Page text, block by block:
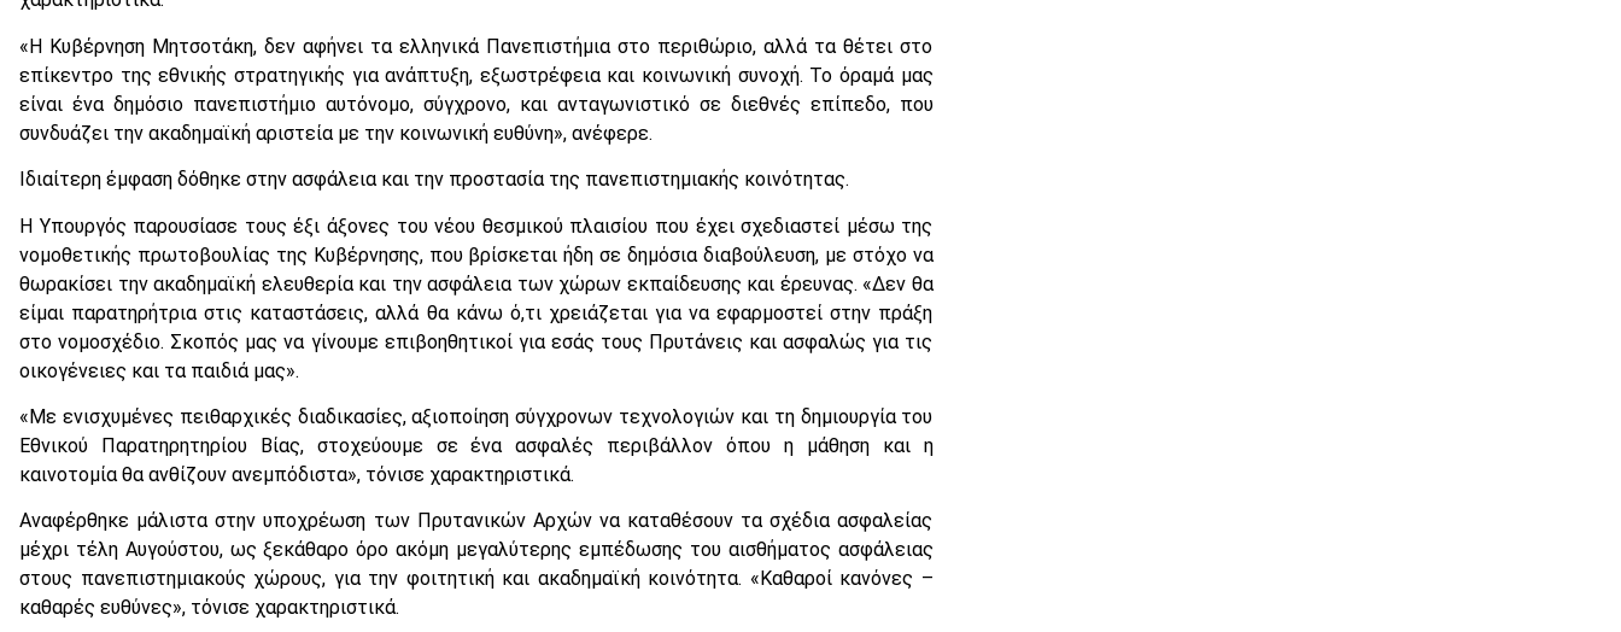
«Η Κυβέρνηση Μητσοτάκη, δεν αφήνει τα ελληνικά Πανεπιστήμια στο περιθώριο, αλλά τα θέτει στο
επίκεντρο της εθνικής στρατηγικής για ανάπτυξη, εξωστρέφεια και κοινωνική συνοχή. Το όραμά μας
είναι ένα δημόσιο πανεπιστήμιο αυτόνομο, σύγχρονο, και ανταγωνιστικό σε διεθνές επίπεδο, που
συνδυάζει την ακαδημαϊκή αριστεία με την κοινωνική ευθύνη», ανέφερε.
Ιδιαίτερη έμφαση δόθηκε στην ασφάλεια και την προστασία της πανεπιστημιακής κοινότητας.
Η Υπουργός παρουσίασε τους έξι άξονες του νέου θεσμικού πλαισίου που έχει σχεδιαστεί μέσω της
νομοθετικής πρωτοβουλίας της Κυβέρνησης, που βρίσκεται ήδη σε δημόσια διαβούλευση, με στόχο να
θωρακίσει την ακαδημαϊκή ελευθερία και την ασφάλεια των χώρων εκπαίδευσης και έρευνας. «Δεν θα
είμαι παρατηρήτρια στις καταστάσεις, αλλά θα κάνω ό,τι χρειάζεται για να εφαρμοστεί στην πράξη
στο νομοσχέδιο. Σκοπός μας να γίνουμε επιβοηθητικοί για εσάς τους Πρυτάνεις και ασφαλώς για τις
οικογένειες και τα παιδιά μας».
«Με ενισχυμένες πειθαρχικές διαδικασίες, αξιοποίηση σύγχρονων τεχνολογιών και τη δημιουργία του
Εθνικού Παρατηρητηρίου Βίας, στοχεύουμε σε ένα ασφαλές περιβάλλον όπου η μάθηση και η
καινοτομία θα ανθίζουν ανεμπόδιστα», τόνισε χαρακτηριστικά.
Αναφέρθηκε μάλιστα στην υποχρέωση των Πρυτανικών Αρχών να καταθέσουν τα σχέδια ασφαλείας
μέχρι τέλη Αυγούστου, ως ξεκάθαρο όρο ακόμη μεγαλύτερης εμπέδωσης του αισθήματος ασφάλειας
στους πανεπιστημιακούς χώρους, για την φοιτητική και ακαδημαϊκή κοινότητα. «Καθαροί κανόνες –
καθαρές ευθύνες», τόνισε χαρακτηριστικά.